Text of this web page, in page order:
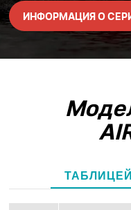
ИНФОРМАЦИЯ О
ТАБЛИЦЕЙ